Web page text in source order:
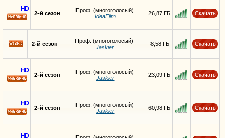
HD
2-й сезон
Проф. (многоголосый)
IdeaFilm
26,87 ГБ Скачать
2-й сезон
Проф. (многоголосый)
Jaskier
8,58 ГБ Скачать
HD
2-й сезон
Проф. (многоголосый)
Jaskier
23,09 ГБ Скачать
HD
2-й сезон
Проф. (многоголосый)
Jaskier
60,98 ГБ Скачать
HD